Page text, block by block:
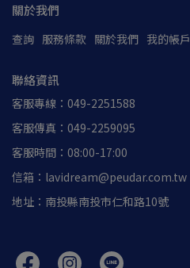
關於我們
查詢 服務條款 關於我們 我的帳戶
聯絡資訊
客服專線：049-2251588
客服傳真：049-2259095
客服時間：08:00-17:00
信箱：lavidream@peudar.com.tw
地址：南投縣南投市仁和路10號